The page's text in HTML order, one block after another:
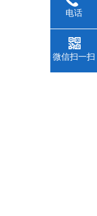
电话
微信扫一扫